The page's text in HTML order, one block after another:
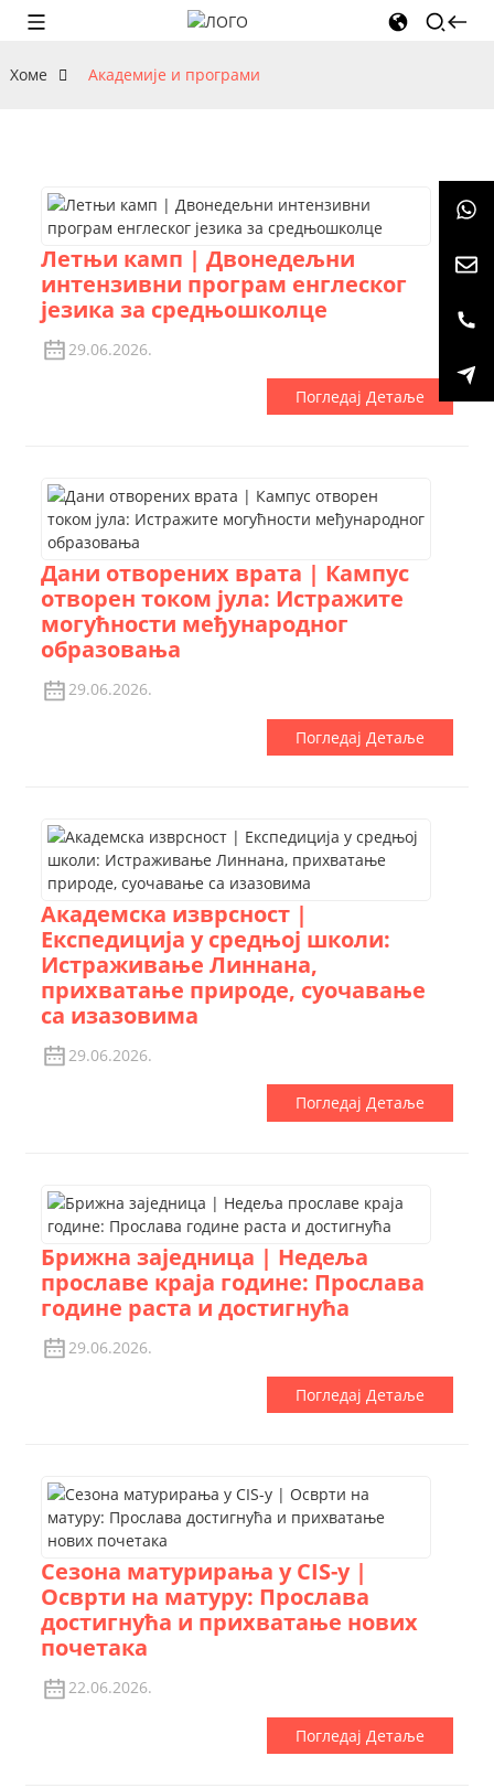
Хоме Академије и програми
Летњи камп | Двонедељни
интензивни програм енглеског
језика за средњошколце
29.06.2026.
Погледај Детаље
Дани отворених врата | Кампус
отворен током јула: Истражите
могућности међународног
образовања
29.06.2026.
Погледај Детаље
Академска изврсност |
Експедиција у средњој школи:
Истраживање Линнана,
прихватање природе, суочавање
са изазовима
29.06.2026.
Погледај Детаље
Брижна заједница | Недеља
прославе краја године: Прослава
године раста и достигнућа
29.06.2026.
Погледај Детаље
Сезона матурирања у CIS-у |
Осврти на матуру: Прослава
достигнућа и прихватање нових
почетака
22.06.2026.
Погледај Детаље